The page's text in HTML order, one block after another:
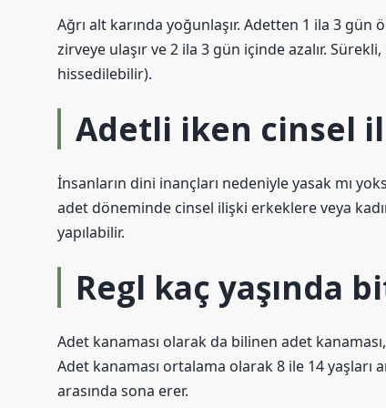
Ağrı alt karında yoğunlaşır. Adetten 1 ila 3
zirveye ulaşır ve 2 ila 3 gün içinde azalır.
hissedilebilir).
Adetli iken cinsel
İnsanların dini inançları nedeniyle yasak mı
adet döneminde cinsel ilişki erkeklere veya
yapılabilir.
Regl kaç yaşında
Adet kanaması olarak da bilinen adet
Adet kanaması ortalama olarak 8 ile 14 yaşları
arasında sona erer.